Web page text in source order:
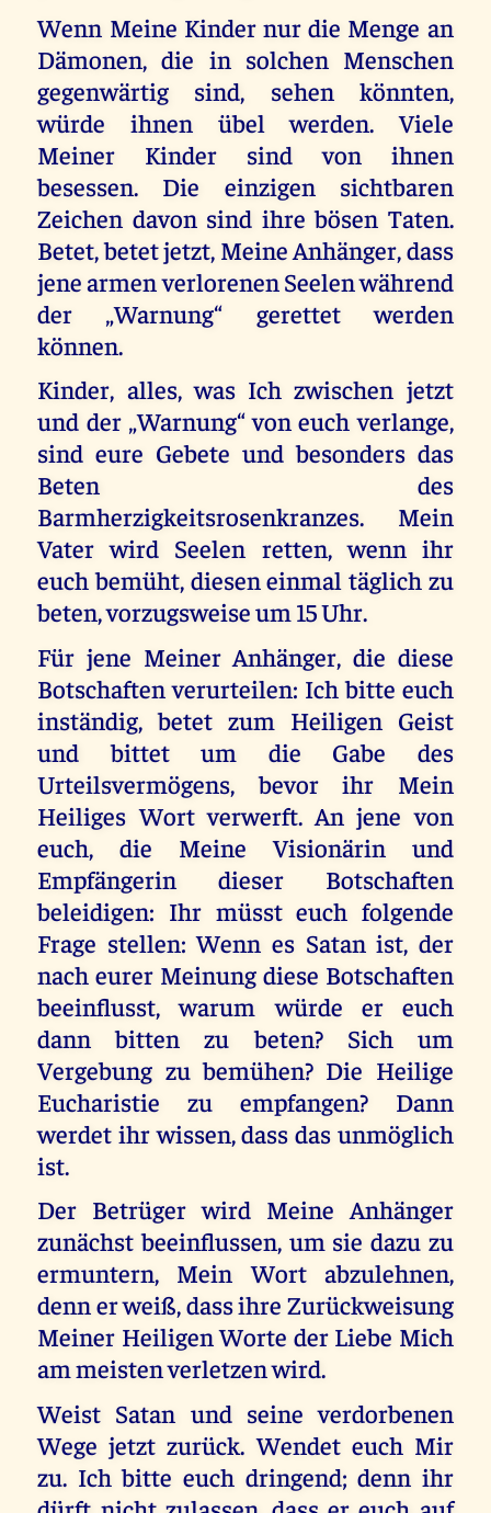
Wenn Meine Kinder nur die Menge an
Dämonen, die in solchen Menschen
gegenwärtig sind, sehen könnten,
würde ihnen übel werden. Viele
Meiner Kinder sind von ihnen
besessen. Die einzigen sichtbaren
Zeichen davon sind ihre bösen Taten.
Betet, betet jetzt, Meine Anhänger, dass
jene armen verlorenen Seelen während
der „Warnung“ gerettet werden
können.
Kinder, alles, was Ich zwischen jetzt
und der „Warnung“ von euch verlange,
sind eure Gebete und besonders das
Beten des
Barmherzigkeitsrosenkranzes. Mein
Vater wird Seelen retten, wenn ihr
euch bemüht, diesen einmal täglich zu
beten, vorzugsweise um 15 Uhr.
Für jene Meiner Anhänger, die diese
Botschaften verurteilen: Ich bitte euch
inständig, betet zum Heiligen Geist
und bittet um die Gabe des
Urteilsvermögens, bevor ihr Mein
Heiliges Wort verwerft. An jene von
euch, die Meine Visionärin und
Empfängerin dieser Botschaften
beleidigen: Ihr müsst euch folgende
Frage stellen: Wenn es Satan ist, der
nach eurer Meinung diese Botschaften
beeinflusst, warum würde er euch
dann bitten zu beten? Sich um
Vergebung zu bemühen? Die Heilige
Eucharistie zu empfangen? Dann
werdet ihr wissen, dass das unmöglich
ist.
Der Betrüger wird Meine Anhänger
zunächst beeinflussen, um sie dazu zu
ermuntern, Mein Wort abzulehnen,
denn er weiß, dass ihre Zurückweisung
Meiner Heiligen Worte der Liebe Mich
am meisten verletzen wird.
Weist Satan und seine verdorbenen
Wege jetzt zurück. Wendet euch Mir
zu. Ich bitte euch dringend; denn ihr